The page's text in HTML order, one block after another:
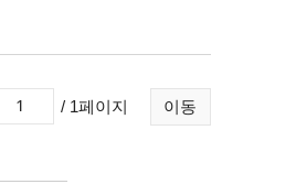
이동
/ 1페이지